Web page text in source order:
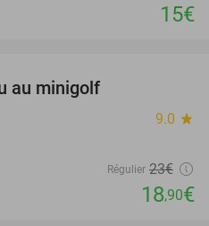
15€
au minigolf
9.0 star
Régulier 23€
18,90€